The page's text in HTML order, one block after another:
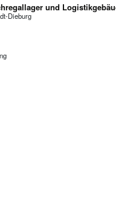
und
Dieburg